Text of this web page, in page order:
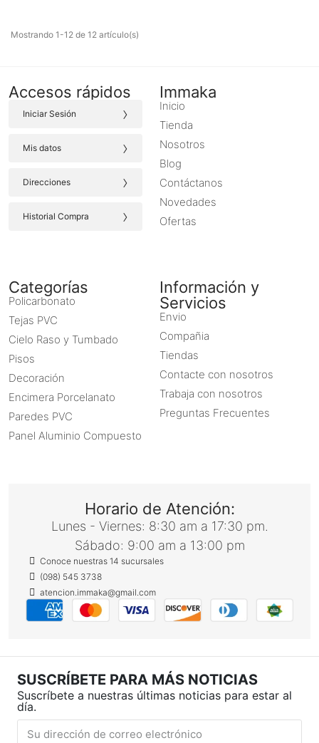
Mostrando 1-12 de 12 artículo(s)
Accesos rápidos
Iniciar Sesión ›
Mis datos ›
Direcciones ›
Historial Compra ›
Immaka
Inicio
Tienda
Nosotros
Blog
Contáctanos
Novedades
Ofertas
Categorías
Policarbonato
Tejas PVC
Cielo Raso y Tumbado
Pisos
Decoración
Encimera Porcelanato
Paredes PVC
Panel Aluminio Compuesto
Información y
Servicios
Envio
Compañia
Tiendas
Contacte con nosotros
Trabaja con nosotros
Preguntas Frecuentes
Horario de Atención:
Lunes - Viernes: 8:30 am a 17:30 pm.
Sábado: 9:00 am a 13:00 pm
Conoce nuestras 14 sucursales
(098) 545 3738
atencion.immaka@gmail.com
SUSCRÍBETE PARA MÁS NOTICIAS
Suscríbete a nuestras últimas noticias para estar al
día.